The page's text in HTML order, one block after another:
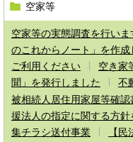
空家等
空家等の実態調査を行いま
のこれからノート」を作成
ご利用ください
空き家
聞」を発行しました
不
被相続人居住用家屋等確認
援法人の指定に関する方針
集チラシ送付事業
【